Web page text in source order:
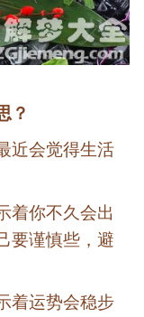
？
近会觉得生活
着你不久会出
要谨慎些，避
着运势会稳步